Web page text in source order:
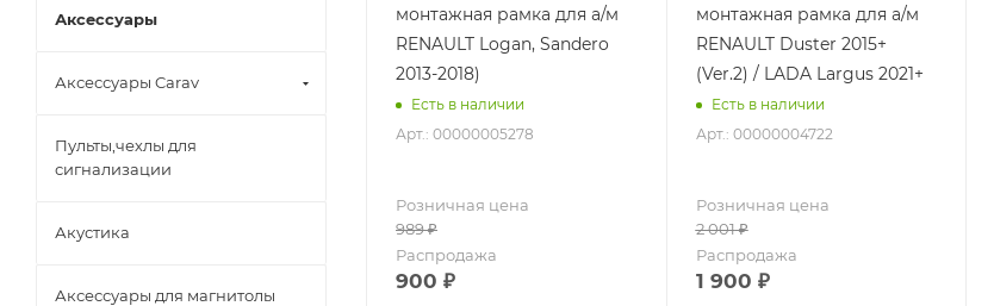
монтажная рамка для а/м
RENAULT Logan, Sandero
2013-2018)
Есть в наличии
Арт.: 00000005278
Розничная цена
989₽
Распродажа
900 ₽
монтажная рамка для а/м
RENAULT Duster 2015+
(Ver.2) / LADA Largus 2021+
Есть в наличии
Арт.: 00000004722
Розничная цена
2 001₽
Распродажа
1 900 ₽
Аксессуары
Аксессуары Carav
Пульты,чехлы для
сигнализации
Акустика
Аксессуары для магнитолы